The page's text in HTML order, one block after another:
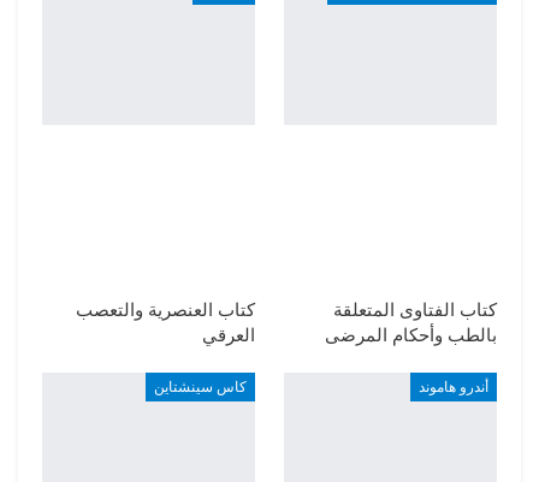
كتاب الفتاوى المتعلقة
بالطب وأحكام المرضى
كتاب العنصرية والتعصب
العرقي
أندرو هاموند كاس سينشتاين